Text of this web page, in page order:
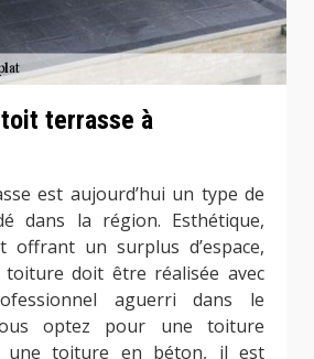
terrasse à
est aujourd’hui un type de
dans la région. Esthétique,
offrant un surplus d’espace,
doit être réalisée avec
aguerri dans le
optez pour une toiture
une toiture en béton, il est